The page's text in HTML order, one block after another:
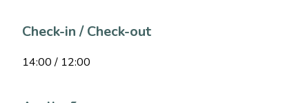
Check-in / Check-out
14:00 / 12:00